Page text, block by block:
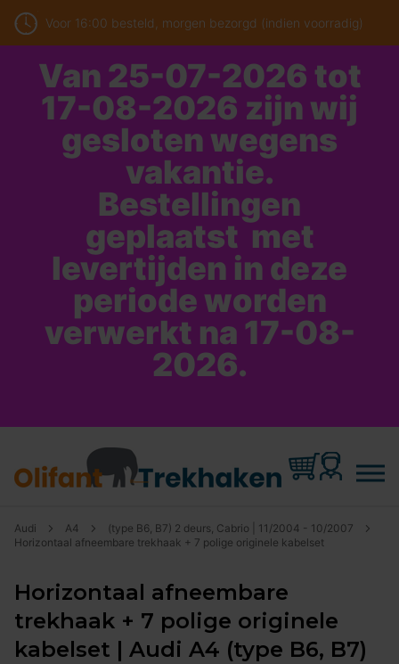
Voor 16:00 besteld, morgen bezorgd (indien voorradig)
Van 25-07-2026 tot
17-08-2026 zijn wij
gesloten wegens
vakantie.
Bestellingen
geplaatst met
levertijden in deze
periode worden
verwerkt na 17-08-
2026.
Audi A4
(type B6, B7) 2 deurs, Cabrio | 11/2004 - 10/2007
Horizontaal afneembare trekhaak + 7 polige originele kabelset
Horizontaal afneembare
trekhaak + 7 polige originele
kabelset | Audi A4 (type B6, B7)